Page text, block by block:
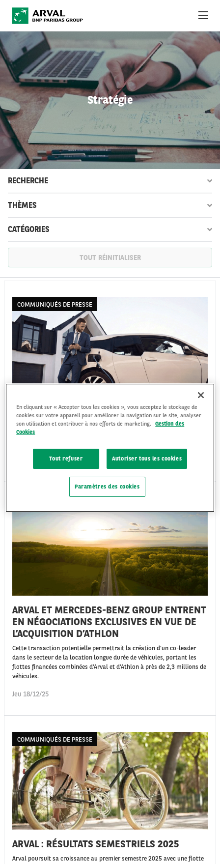
Aller au contenu principal
Stratégie
RECHERCHE
THÈMES
CATÉGORIES
TOUT RÉINITIALISER
COMMUNIQUÉS DE PRESSE
ARVAL : RÉSULTATS ANNUELS 2025
Forte progression du résultat opérationnel brut organique et effet de
base défavorable sur le résultat sur cessions de véhicules par rapport à
Mar 10/03/26
ARVAL ET MERCEDES-BENZ GROUP ENTRENT
EN NÉGOCIATIONS EXCLUSIVES EN VUE DE
L’ACQUISITION D’ATHLON
Cette transaction potentielle permettrait la création d’un co-leader
dans le secteur de la location longue durée de véhicules, portant les
flottes financées combinées d’Arval et d’Athlon à près de 2,3 millions de
véhicules.
Jeu 18/12/25
COMMUNIQUÉS DE PRESSE
ARVAL : RÉSULTATS SEMESTRIELS 2025
Arval poursuit sa croissance au premier semestre 2025 avec une flotte
À PROPOS
ACTUALITÉS
DÉVELOPPEMENT DURABLE
DEBT INVESTORS
CAREERS
En cliquant sur « Accepter tous les cookies », vous acceptez le stockage de
cookies sur votre appareil pour améliorer la navigation sur le site, analyser
son utilisation et contribuer à nos efforts de marketing.
Gestion des
Cookies
Tout refuser Autoriser tous les cookies
Paramètres des cookies